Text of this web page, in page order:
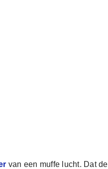
van een muffe lucht. Dat de